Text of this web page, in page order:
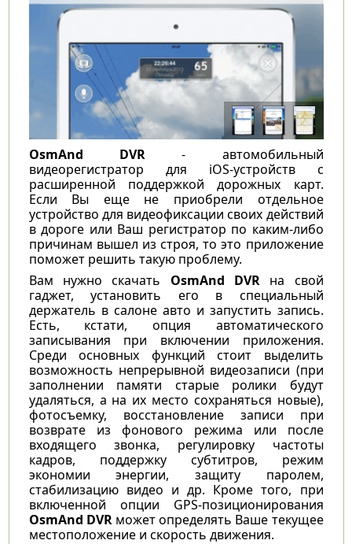
OsmAnd DVR - автомобильный
видеорегистратор для iOS-устройств с
расширенной поддержкой дорожных карт.
Если Вы еще не приобрели отдельное
устройство для видеофиксации своих действий
в дороге или Ваш регистратор по каким-либо
причинам вышел из строя, то это приложение
поможет решить такую проблему.
Вам нужно скачать OsmAnd DVRна свой
гаджет, установить его в специальный
держатель в салоне авто и запустить запись.
Есть, кстати, опция автоматического
записывания при включении приложения.
Среди основных функций стоит выделить
возможность непрерывной видеозаписи (при
заполнении памяти старые ролики будут
удаляться, а на их место сохраняться новые),
фотосъемку, восстановление записи при
возврате из фонового режима или после
входящего звонка, регулировку частоты
кадров, поддержку субтитров, режим
экономии энергии, защиту паролем,
стабилизацию видео и др. Кроме того, при
включенной опции GPS-позиционирования
OsmAnd DVRможет определять Ваше текущее
местоположение и скорость движения.